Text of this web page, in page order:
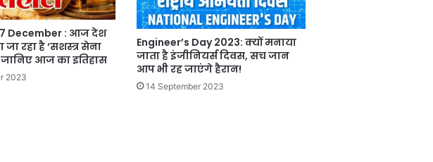
December : आज देश
रहा है ‘सशस्त्र सेना
जानिए आज का इतिहास
2023
Engineer’s Day 2023: क्यों मनाया
जाता है इंजीनियर्स दिवस, सच जान
आप भी रह जाएंगे हैरान!
14 September 2023